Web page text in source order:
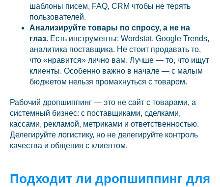
шаблоны писем, FAQ, CRM чтобы не терять
пользователей.
Анализируйте товары по спросу, а не на
глаз. Есть инструменты: Wordstat, Google Trends,
аналитика поставщика. Не стоит продавать то,
что «нравится» лично вам. Лучше — то, что ищут
клиенты. Особенно важно в начале — с малым
бюджетом нельзя промахнуться с товаром.
Рабочий дропшиппинг — это не сайт с товарами, а
системный бизнес: с поставщиками, сделками,
кассами, рекламой, метриками и ответственностью.
Делегируйте логистику, но не делегируйте контроль
качества и общения с клиентом.
Подходит ли дропшиппинг для